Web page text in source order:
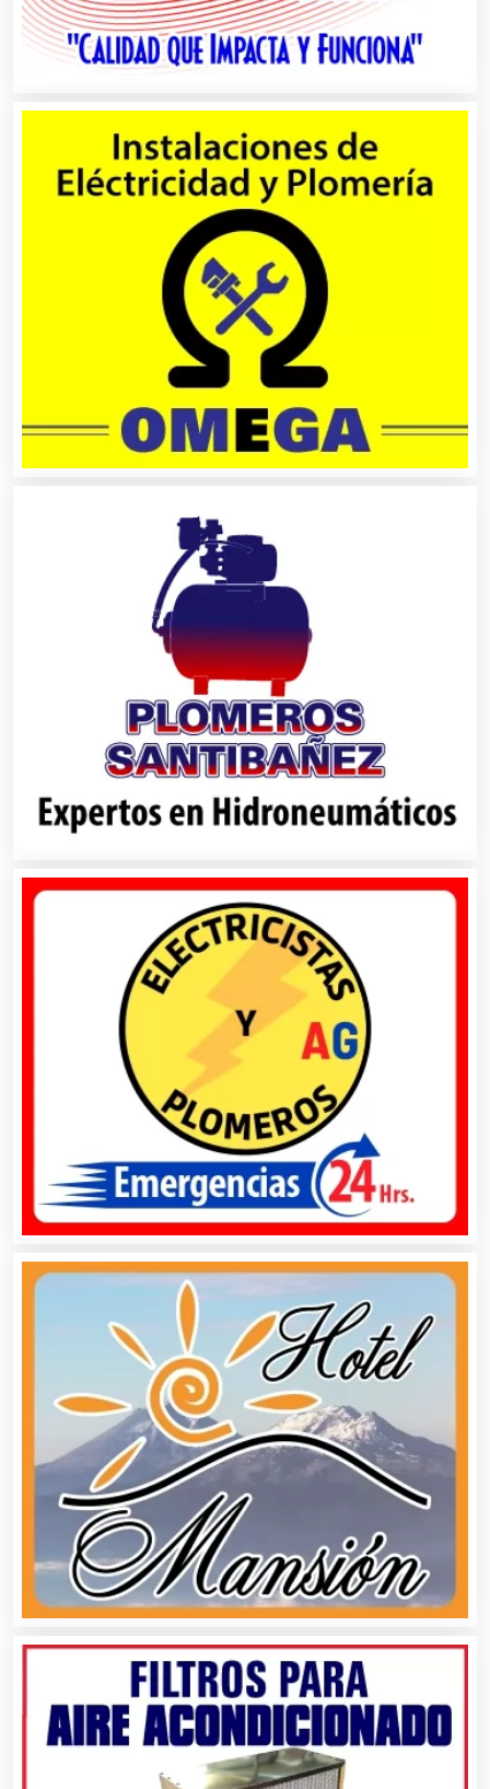
Alquiler de Equipos para Fiestas
Alquiler de Sillas y Mesas
Alquiler de Trajes de Etiqueta
Alta Costura
Ambulancias
Análisis Clínicos
Análisis de Aguas
Animadores de Eventos
Aparatos y Equipos Eléctricos
Arquitectos
Artes Gráficas
Artesanías
Artículos de Oficina
Artículos de Piel
Artículos Deportivos
Artículos Importados
Artículos para el Hogar
Artículos para Regalos
Artículos Personales
Artículos Publicitarios